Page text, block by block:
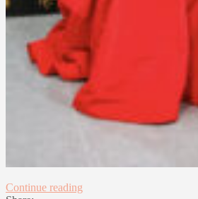
Continue reading